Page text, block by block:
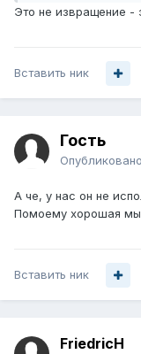
Это не извращение -
Вставить ник
Гость
Опубликовано
А че, у нас он не
Помоему хорошая
Вставить ник
FriedricH